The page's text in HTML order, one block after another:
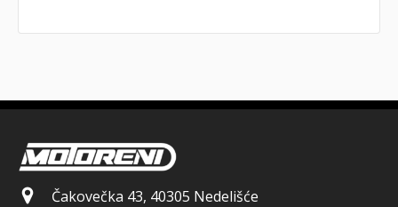
Čakovečka 43, 40305 Nedelišće